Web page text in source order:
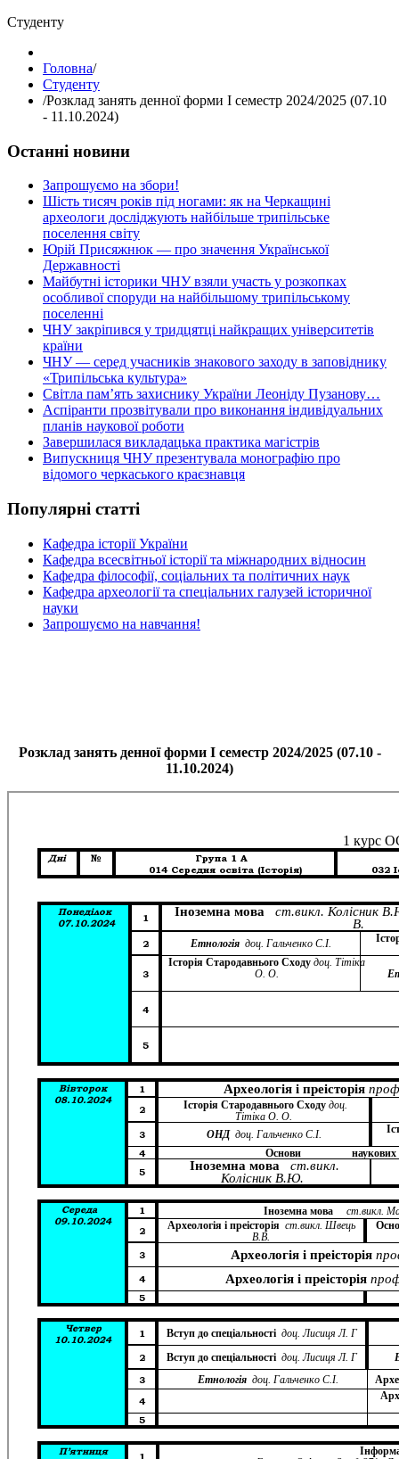
Студенту
Головна/
Студенту
/Розклад занять денної форми І семестр 2024/2025 (07.10
- 11.10.2024)
Останні новини
Запрошуємо на збори!
Шість тисяч років під ногами: як на Черкащині
археологи досліджують найбільше трипільське
поселення світу
Юрій Присяжнюк — про значення Української
Державності
Майбутні історики ЧНУ взяли участь у розкопках
особливої споруди на найбільшому трипільському
поселенні
ЧНУ закріпився у тридцятці найкращих університетів
країни
ЧНУ — серед учасників знакового заходу в заповіднику
«Трипільська культура»
Світла пам’ять захиснику України Леоніду Пузанову…
Аспіранти прозвітували про виконання індивідуальних
планів наукової роботи
Завершилася викладацька практика магістрів
Випускниця ЧНУ презентувала монографію про
відомого черкаського краєзнавця
Популярні статті
Кафедра історії України
Кафедра всесвітньої історії та міжнародних відносин
Кафедра філософії, соціальних та політичних наук
Кафедра археології та спеціальних галузей історичної
науки
Запрошуємо на навчання!
Розклад занять денної форми І семестр 2024/2025 (07.10 -
11.10.2024)